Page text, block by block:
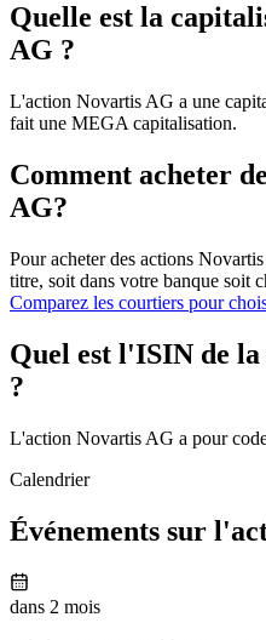
Quelle est la
AG ?
L'action Novartis AG a une
fait une MEGA capitalisation.
Comment acheter
AG?
Pour acheter des actions
titre, soit dans votre banque soit
Comparez les courtiers pour
Quel est l'ISIN de
?
L'action Novartis AG a pour
Calendrier
Événements sur
dans 2 mois